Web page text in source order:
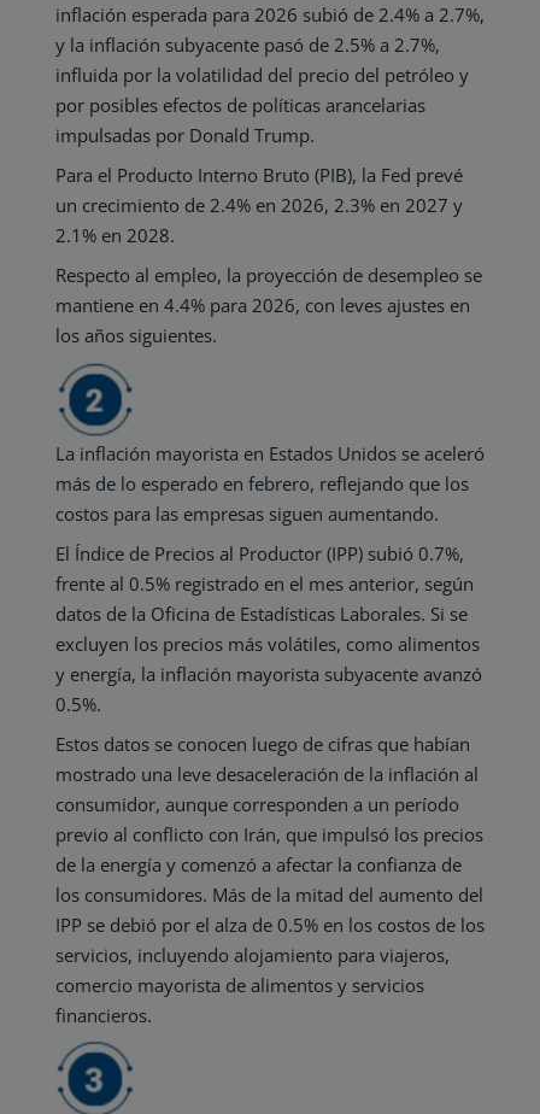
inflación esperada para 2026 subió de 2.4% a 2.7%,
y la inflación subyacente pasó de 2.5% a 2.7%,
influida por la volatilidad del precio del petróleo y
por posibles efectos de políticas arancelarias
impulsadas por Donald Trump.
Para el Producto Interno Bruto (PIB), la Fed prevé
un crecimiento de 2.4% en 2026, 2.3% en 2027 y
2.1% en 2028.
Respecto al empleo, la proyección de desempleo se
mantiene en 4.4% para 2026, con leves ajustes en
los años siguientes.
La inflación mayorista en Estados Unidos se aceleró
más de lo esperado en febrero, reflejando que los
costos para las empresas siguen aumentando.
El Índice de Precios al Productor (IPP) subió 0.7%,
frente al 0.5% registrado en el mes anterior, según
datos de la Oficina de Estadísticas Laborales. Si se
excluyen los precios más volátiles, como alimentos
y energía, la inflación mayorista subyacente avanzó
0.5%.
Estos datos se conocen luego de cifras que habían
mostrado una leve desaceleración de la inflación al
consumidor, aunque corresponden a un período
previo al conflicto con Irán, que impulsó los precios
de la energía y comenzó a afectar la confianza de
los consumidores. Más de la mitad del aumento del
IPP se debió por el alza de 0.5% en los costos de los
servicios, incluyendo alojamiento para viajeros,
comercio mayorista de alimentos y servicios
financieros.